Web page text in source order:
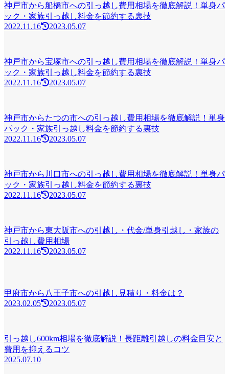
神戸市から船橋市への引っ越し費用相場を徹底解説！単身パ
ック・家族引っ越し料金を節約する裏技
2022.11.16
2023.05.07
神戸市から宝塚市への引っ越し費用相場を徹底解説！単身パ
ック・家族引っ越し料金を節約する裏技
2022.11.16
2023.05.07
神戸市からたつの市への引っ越し費用相場を徹底解説！単身
パック・家族引っ越し料金を節約する裏技
2022.11.16
2023.05.07
神戸市から川口市への引っ越し費用相場を徹底解説！単身パ
ック・家族引っ越し料金を節約する裏技
2022.11.16
2023.05.07
神戸市から東大阪市への引越し・代金/単身引越し・家族の
引っ越し費用相場
2022.11.16
2023.05.07
甲府市から八王子市への引越し見積り・料金は？
2023.02.05
2023.05.07
引っ越し600km相場を徹底解説！長距離引越しの料金目安と
費用を抑えるコツ
2025.07.10